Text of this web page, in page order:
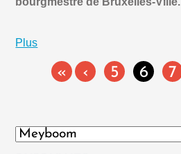
Plus
« ‹ 5 6 7
Catégories